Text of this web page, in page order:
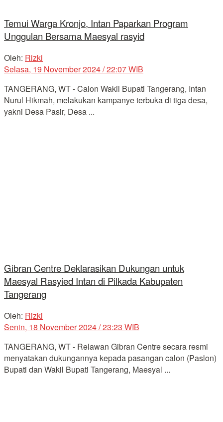
Temui Warga Kronjo, Intan Paparkan Program
Unggulan Bersama Maesyal rasyid
Oleh: Rizki
Selasa, 19 November 2024 / 22:07 WIB
TANGERANG, WT - Calon Wakil Bupati Tangerang, Intan
Nurul Hikmah, melakukan kampanye terbuka di tiga desa,
yakni Desa Pasir, Desa ...
Gibran Centre Deklarasikan Dukungan untuk
Maesyal Rasyied Intan di Pilkada Kabupaten
Tangerang
Oleh: Rizki
Senin, 18 November 2024 / 23:23 WIB
TANGERANG, WT - Relawan Gibran Centre secara resmi
menyatakan dukungannya kepada pasangan calon (Paslon)
Bupati dan Wakil Bupati Tangerang, Maesyal ...